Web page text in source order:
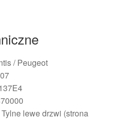
/ Peugeot
lewe drzwi (strona